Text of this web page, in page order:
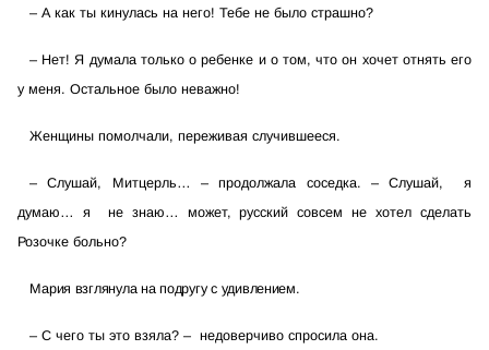
–А как ты кинулась на него! Тебе не было страшно?
– Нет! Я думала только о ребенке и о том, что он хочет отнять его
у меня. Остальное было неважно!
Женщины помолчали, переживая случившееся.
–Слушай, Митцерль… – продолжала соседка.–Слушай,
я
думаю… я
не знаю… может, русский совсем не хотел сделать
Розочке больно?
Мария взглянула на подругу с удивлением.
–С чего ты это взяла? – недоверчиво спросила она.